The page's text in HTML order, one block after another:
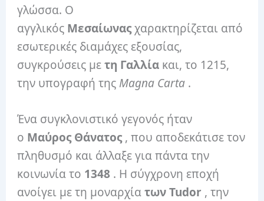
γλώσσα. Ο
αγγλικός Μεσαίωναςχαρακτηρίζεται από
εσωτερικές διαμάχες εξουσίας,
συγκρούσεις μετη Γαλλία και, το 1215,
την υπογραφή της Magna Carta .
Ένα συγκλονιστικό γεγονός ήταν
ο Μαύρος Θάνατος, που αποδεκάτισε τον
πληθυσμό και άλλαξε για πάντα την
κοινωνία το 1348 . Η σύγχρονη εποχή
ανοίγει με τη μοναρχίατων Tudor , την